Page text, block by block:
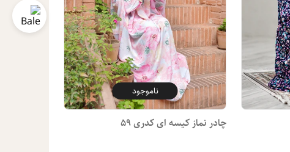
ناموجود
چادر نماز کیسه ای کدری 59